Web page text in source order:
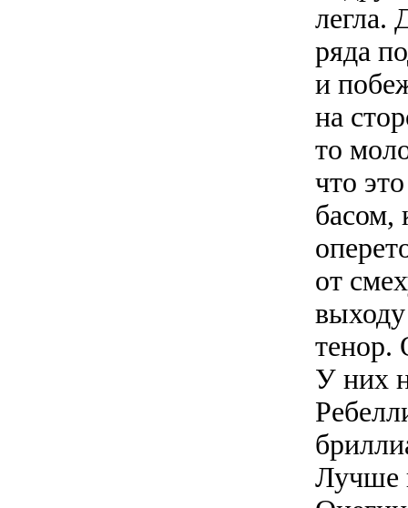
легла.
ряда
и
на
то
что
басом,
от
тенор.
У них
Лучше